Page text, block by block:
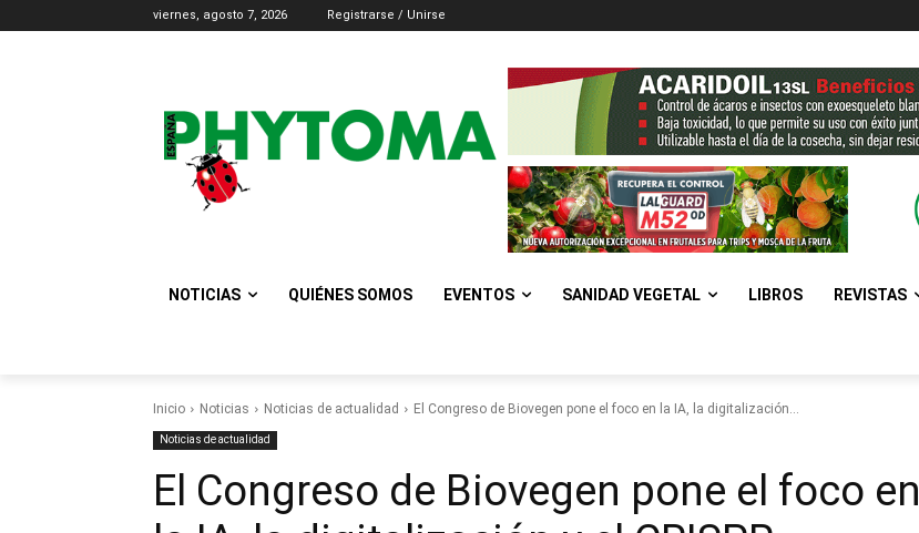
viernes, agosto 7, 2026 Registrarse / Unirse
NOTICIAS QUIÉNES SOMOS EVENTOS SANIDAD VEGETAL LIBROS REVISTAS
Inicio Noticias Noticias de actualidad El Congreso de Biovegen pone el foco en la IA, la digitalización...
Noticias de actualidad
El Congreso de Biovegen pone el foco en